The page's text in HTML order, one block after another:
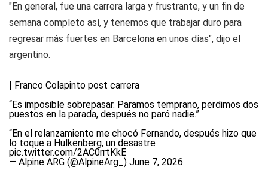
"En general, fue una carrera larga y frustrante, y un fin de
semana completo así, y tenemos que trabajar duro para
regresar más fuertes en Barcelona en unos días", dijo el
argentino.
| Franco Colapinto post carrera
“Es imposible sobrepasar. Paramos temprano, perdimos dos
puestos en la parada, después no paró nadie.”
“En el relanzamiento me chocó Fernando, después hizo que
lo toque a Hulkenberg, un desastre
pic.twitter.com/2AC0rrtKkE
— Alpine ARG (@AlpineArg_) June 7, 2026